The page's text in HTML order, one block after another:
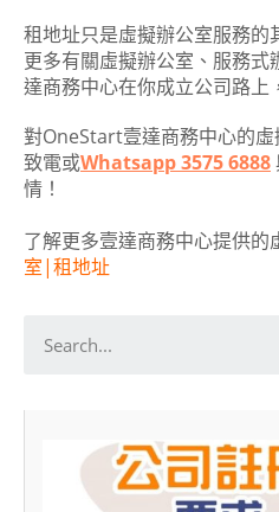
租地址只是虛擬辦公室服務
更多有關虛擬辦公室、服務
達商務中心在你成立公司路上
對OneStart壹達商務中心的
致電或Whatsapp 3575 6888
情！
了解更多壹達商務中心提供的
室|租地址